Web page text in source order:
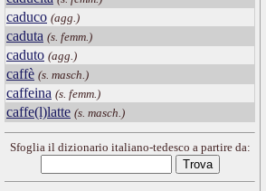
caduco (agg.)
caduta (s. femm.)
caduto (agg.)
caffè (s. masch.)
caffeina (s. femm.)
caffe(l)latte (s. masch.)
Sfoglia il dizionario italiano-tedesco a partire da: